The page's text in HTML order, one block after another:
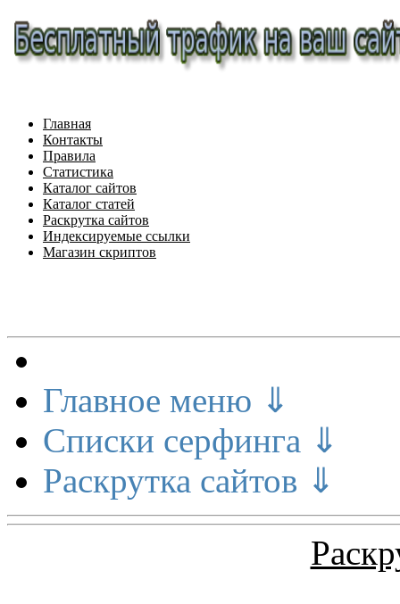
Главная
Контакты
Правила
Статистика
Каталог сайтов
Каталог статей
Раскрутка сайтов
Индексируемые ссылки
Магазин скриптов
Главное меню ⇓
Списки серфинга ⇓
Раскрутка сайтов ⇓